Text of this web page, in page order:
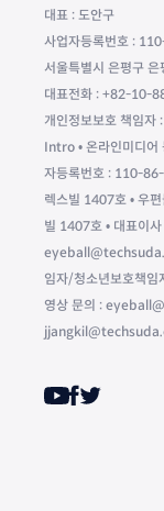
대표 : 도안구
사업자등록번호 :
서울특별시 은평구
대표전화 : +82-10-
개인정보보호 책임자
Intro • 온라인미디
자등록번호 : 110-
렉스빌 1407호 • 우
빌 1407호 • 대표이
임자/청소년보호책
영상 문의 :